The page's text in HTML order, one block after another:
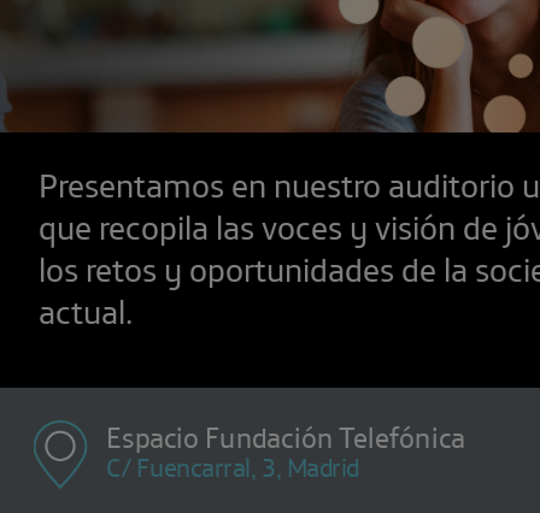
Presentamos en nuestro auditorio
que recopila las voces y visión de
los retos y oportunidades de la
actual.
Espacio Fundación Telefónica
C/ Fuencarral, 3, Madrid